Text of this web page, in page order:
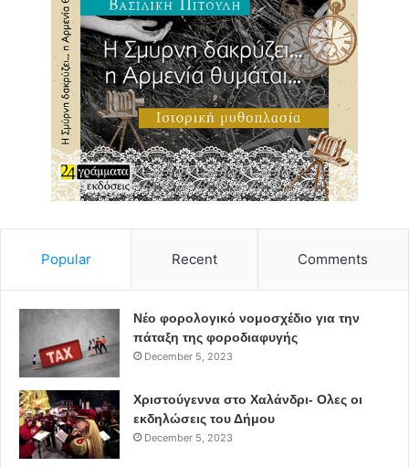
η εξαφανισμένη δεν δίνει σημάδια ζωής. Ο εφιάλτης πως
κακό της έχει συμβεί αρχίζει να ζωντανεύει. Η
αστυνόμος που
αναλαμβάνει την υπόθεση, σύντομα συνειδητοποιεί ότι τα
πράγματα δεν είναι όπως φαίνονται. Στην κλειστή
κοινωνία του
χωριού τα στόματα δύσκολα ανοίγουν και οι υποψίες
πέφτουν
πάνω σε ολοένα και περισσότερους από τους ανθρώπους
Popular Recent Comments
Νέο φορολογικό νομοσχέδιο για την
πάταξη της φοροδιαφυγής
December 5, 2023
Χριστούγεννα στο Χαλάνδρι- Ολες οι
εκδηλώσεις του Δήμου
December 5, 2023